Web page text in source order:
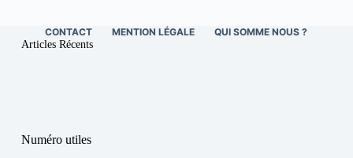
CONTACT MENTION LÉGALE QUI SOMME NOUS ?
Articles Récents
Numéro utiles